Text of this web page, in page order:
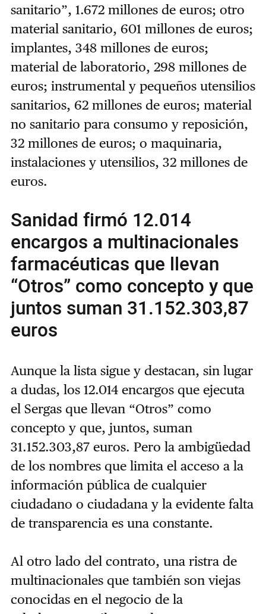
sanitario”, 1.672 millones de euros; otro
material sanitario, 601 millones de euros;
implantes, 348 millones de euros;
material de laboratorio, 298 millones de
euros; instrumental y pequeños utensilios
sanitarios, 62 millones de euros; material
no sanitario para consumo y reposición,
32 millones de euros; o maquinaria,
instalaciones y utensilios, 32 millones de
euros.
Sanidad firmó 12.014
encargos a multinacionales
farmacéuticas que llevan
“Otros” como concepto y que
juntos suman 31.152.303,87
euros
Aunque la lista sigue y destacan, sin lugar
a dudas, los 12.014 encargos que ejecuta
el Sergas que llevan “Otros” como
concepto y que, juntos, suman
31.152.303,87 euros. Pero la ambigüedad
de los nombres que limita el acceso a la
información pública de cualquier
ciudadano o ciudadana y la evidente falta
de transparencia es una constante.
Al otro lado del contrato, una ristra de
multinacionales que también son viejas
conocidas en el negocio de la